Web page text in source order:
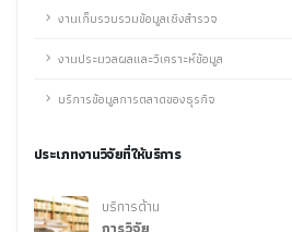
งานเก็บรวบรวมข้อมูลเชิงสำรวจ
งานประมวลผลและวิเคราะห์ข้อมูล
บริการข้อมูลการตลาดของธุรกิจ
ประเภทงานวิจัยที่ให้บริการ
บริการด้าน